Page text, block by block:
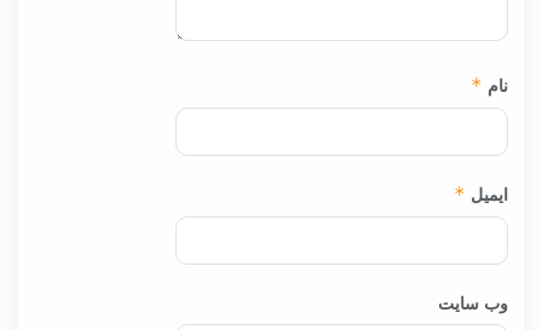
نام *
ایمیل *
وب‌ سایت